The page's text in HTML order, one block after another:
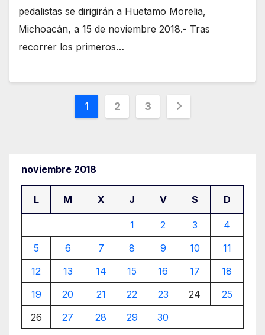
pedalistas se dirigirán a Huetamo Morelia,
Michoacán, a 15 de noviembre 2018.- Tras
recorrer los primeros…
Paginación
1 2 3
noviembre 2018
L M X J V S D
1 2 3
4
5
6 7 8 9 10
11
12
13 14 15 16 17
18
19
20 21 22 23 24
25
26
27 28 29 30